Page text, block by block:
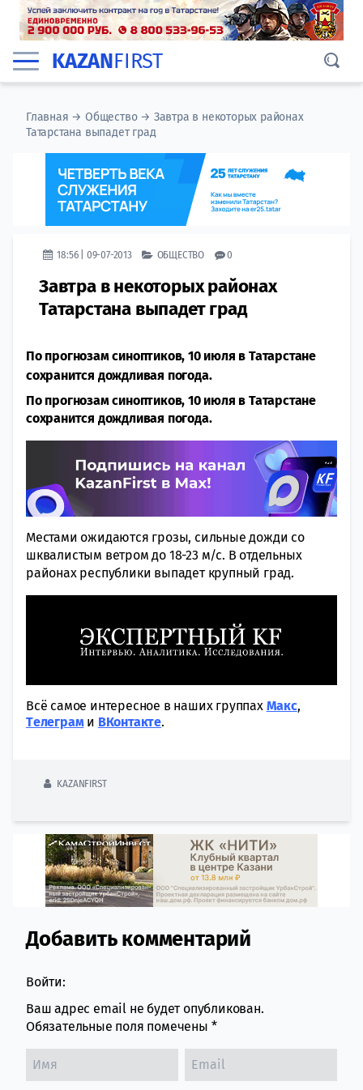
KAZANFIRST
Главная →Общество→ Завтра в некоторых районах
Татарстана выпадет град
18:56 | 09-07-2013 ОБЩЕСТВО 0
Завтра в некоторых районах
Татарстана выпадет град
По прогнозам синоптиков, 10 июля в Татарстане
сохранится дождливая погода.
По прогнозам синоптиков, 10 июля в Татарстане
сохранится дождливая погода.
Местами ожидаются грозы, сильные дожди со
шквалистым ветром до 18-23 м/с. В отдельных
районах республики выпадет крупный град.
Всё самое интересное в наших группах Макс,
Tелеграми ВКонтакте.
KAZANFIRST
Comment section
Добавить комментарий
Войти:
Ваш адрес email не будет опубликован.
Обязательные поля помечены *